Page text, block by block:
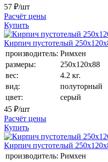
57 ₽/шт
Расчёт цены
Купить
Кирпич пустотелый
производитель: Римхен
размеры:
250х120х88
вес:
4.2 кг.
вид:
полуторный
цвет:
серый
45 ₽/шт
Расчёт цены
Купить
Кирпич пустотелый
производитель: Римхен